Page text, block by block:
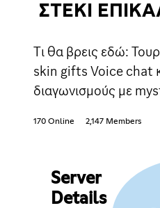
ΣΤΕΚΙ
Τι θα βρεις εδώ:
skin gifts Voice chat
διαγωνισμούς με
170 Online 2,147 Members
Server
Details